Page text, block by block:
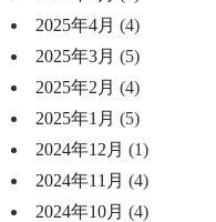
2025年4月 (4)
2025年3月 (5)
2025年2月 (4)
2025年1月 (5)
2024年12月 (1)
2024年11月 (4)
2024年10月 (4)